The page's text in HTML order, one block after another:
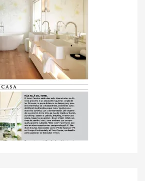
alvaro@alvarocastro.com